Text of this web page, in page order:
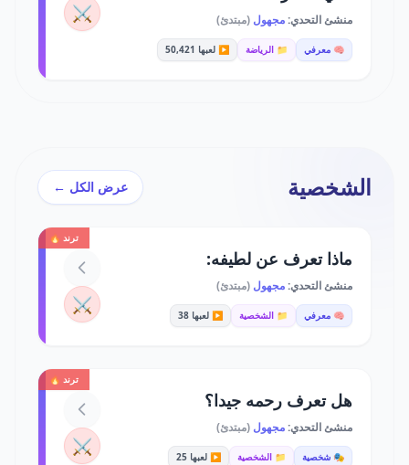
منشئ التحدي:مجهول (مبتدئ)
🧠 معرفي 📁 الرياضة ▶️ لعبها 50,421
⚔️
الشخصية عرض الكل ←
ترند 🔥
ماذا تعرف عن لطيفه:
منشئ التحدي:مجهول (مبتدئ)
🧠 معرفي 📁 الشخصية ▶️ لعبها 38 ⚔️
ترند 🔥
هل تعرف رحمه جيدا؟
منشئ التحدي:مجهول (مبتدئ)
🎭 شخصية 📁 الشخصية ▶️ لعبها 25 ⚔️